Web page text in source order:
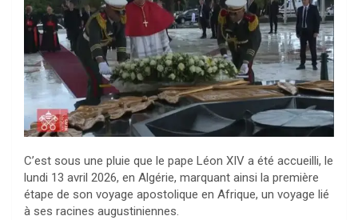
C’est sous une pluie que le pape Léon XIV a été accueilli, le
lundi 13 avril 2026, en Algérie, marquant ainsi la première
étape de son voyage apostolique en Afrique, un voyage lié
à ses racines augustiniennes.